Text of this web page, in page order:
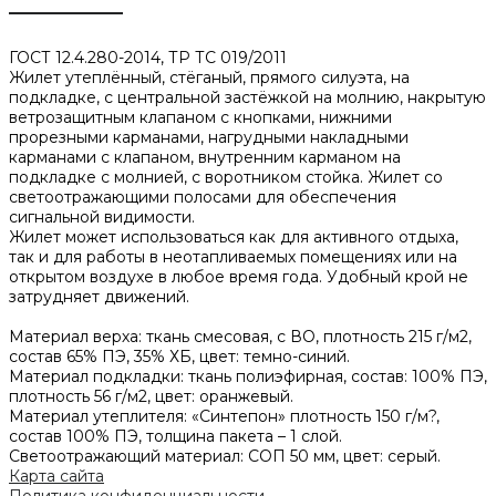
ГОСТ 12.4.280-2014, ТР ТС 019/2011
Жилет утеплённый, стёганый, прямого силуэта, на
подкладке, с центральной застёжкой на молнию, накрытую
ветрозащитным клапаном с кнопками, нижними
прорезными карманами, нагрудными накладными
карманами с клапаном, внутренним карманом на
подкладке с молнией, с воротником стойка. Жилет со
светоотражающими полосами для обеспечения
сигнальной видимости.
Жилет может использоваться как для активного отдыха,
так и для работы в неотапливаемых помещениях или на
открытом воздухе в любое время года. Удобный крой не
затрудняет движений.
Материал верха: ткань смесовая, с ВО, плотность 215 г/м2,
состав 65% ПЭ, 35% ХБ, цвет: темно-синий.
Материал подкладки: ткань полиэфирная, состав: 100% ПЭ,
плотность 56 г/м2, цвет: оранжевый.
Материал утеплителя: «Синтепон» плотность 150 г/м?,
состав 100% ПЭ, толщина пакета – 1 слой.
Светоотражающий материал: СОП 50 мм, цвет: серый.
Карта сайта